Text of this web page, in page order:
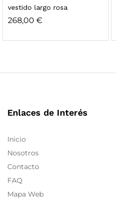
vestido largo rosa
268,00 €
Enlaces de Interés
Inicio
Nosotros
Contacto
FAQ
Mapa Web